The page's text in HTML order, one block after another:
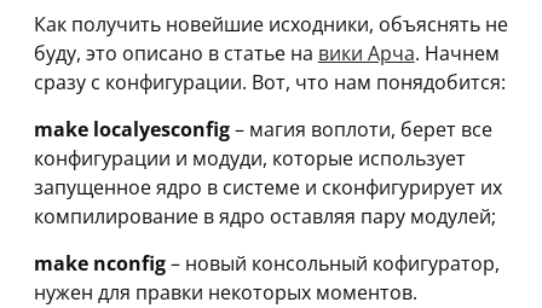
Как получить новейшие исходники, объяснять не
буду, это описано в статье на вики Арча. Начнем
сразу с конфигурации. Вот, что нам понядобится:
make localyesconfig– магия воплоти, берет все
конфигурации и модуди, которые использует
запущенное ядро в системе и сконфигурирует их
компилирование в ядро оставляя пару модулей;
make nconfig– новый консольный кофигуратор,
нужен для правки некоторых моментов.